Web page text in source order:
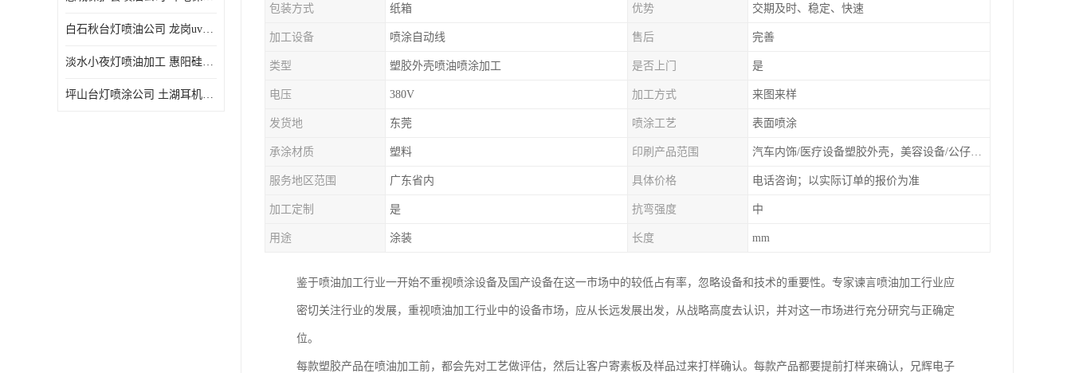
白石秋台灯喷油公司 龙岗uv喷油 良鸿塑胶五金
淡水小夜灯喷油加工 惠阳硅胶喷油 良鸿塑胶五金
坪山台灯喷涂公司 土湖耳机喷涂 加工定制
包装方式 纸箱 优势 交期及时、稳定、快速
加工设备 喷涂自动线 售后 完善
类型 塑胶外壳喷油喷涂加工 是否上门 是
电压 380V 加工方式 来图来样
发货地 东莞 喷涂工艺 表面喷涂
承涂材质 塑料 印刷产品范围 汽车内饰/医疗设备塑胶外壳，美容设备/公仔动漫
服务地区范围 广东省内 具体价格 电话咨询；以实际订单的报价为准
加工定制 是 抗弯强度 中
用途 涂装 长度 mm
鉴于喷油加工行业一开始不重视喷涂设备及国产设备在这一市场中的较低占有率，忽略设备和技术的重要性。专家谏言喷油加工行业应
密切关注行业的发展，重视喷油加工行业中的设备市场，应从长远发展出发，从战略高度去认识，并对这一市场进行充分研究与正确定
位。
每款塑胶产品在喷油加工前，都会先对工艺做评估，然后让客户寄素板及样品过来打样确认。每款产品都要提前打样来确认，兄辉电子